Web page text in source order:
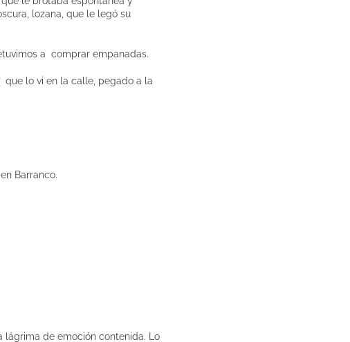
lozana, que le legó su
a comprar empanadas.
que lo vi en la calle, pegado a la
Barranco.
lágrima de emoción contenida. Lo